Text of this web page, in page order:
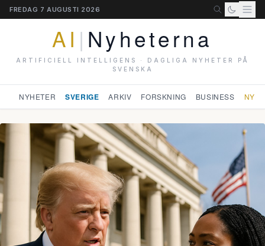
FREDAG 7 AUGUSTI 2026
AI | Nyheterna
ARTIFICIELL INTELLIGENS · DAGLIGA NYHETER PÅ
SVENSKA
NYHETER SVERIGE ARKIV FORSKNING BUSINESS